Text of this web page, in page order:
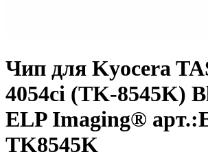
Чип для Kyocera
4054ci (TK-8545K)
ELP Imaging®
TK8545K